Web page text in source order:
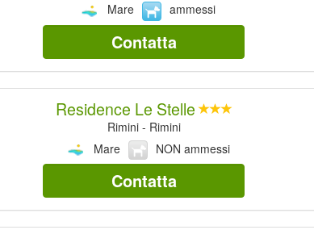
Mare
ammessi
Contatta
Residence Le Stelle
Rimini - Rimini
Mare
NON ammessi
Contatta